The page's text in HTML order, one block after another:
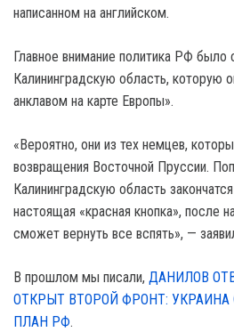
написанном на английском.
Главное внимание политика РФ было
Калининградскую область, которую
анклавом на карте Европы».
«Вероятно, они из тех немцев,
возвращения Восточной Пруссии.
Калининградскую область
настоящая «красная кнопка», после
сможет вернуть все вспять», —
В прошлом мы писали, ДАНИЛОВ
ОТКРЫТ ВТОРОЙ ФРОНТ:
ПЛАН РФ.